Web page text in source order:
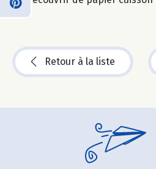
Retour à la liste